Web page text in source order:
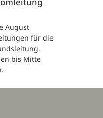
August
für die
bis Mitte